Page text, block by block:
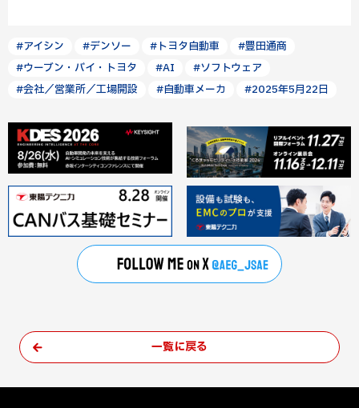
#アイシン #デンソー #トヨタ自動車
#豊田通商
#ウーブン・バイ・トヨタ
#AI
#ソフトウェア
#会社／営業所／工場開設
#自動車メーカ #2025年5月22日
一覧に戻る